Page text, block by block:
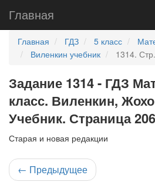
Главная
Главная ГДЗ 5 класс
Виленкин учебник
1314.
Задание 1314 - ГДЗ
класс. Виленкин,
Учебник. Страница 206
Старая и новая редакции
← Предыдущее